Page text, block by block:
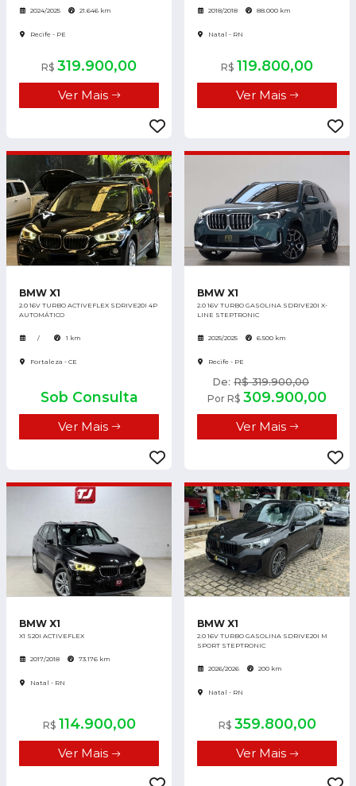
2024/2025 21.646 km
Recife - PE
R$ 319.900,00
Ver Mais
2018/2018 88.000 km
Natal - RN
R$ 119.800,00
Ver Mais
BMW X1
2.0 16V TURBO ACTIVEFLEX SDRIVE20I 4P
AUTOMÁTICO
/ 1 km
Fortaleza - CE
Sob Consulta
Ver Mais
BMW X1
2.0 16V TURBO GASOLINA SDRIVE20I X-
LINE STEPTRONIC
2025/2025 6.500 km
Recife - PE
De: R$ 319.900,00
Por R$ 309.900,00
Ver Mais
BMW X1
X1 S20I ACTIVEFLEX
2017/2018 73.176 km
Natal - RN
R$ 114.900,00
Ver Mais
BMW X1
2.0 16V TURBO GASOLINA SDRIVE20I M
SPORT STEPTRONIC
2026/2026 200 km
Natal - RN
R$ 359.800,00
Ver Mais